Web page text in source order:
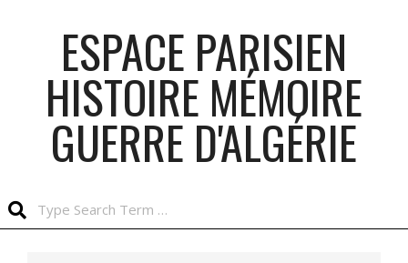
ESPACE PARISIEN
HISTOIRE MÉMOIRE
GUERRE D'ALGÉRIE